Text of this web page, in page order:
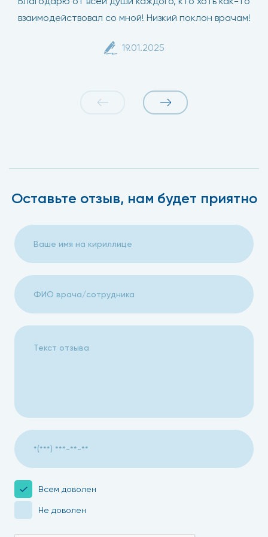
взаимодействовал со мной! Низкий поклон врачам!
19.01.2025
Оставьте отзыв, нам будет приятно
Всем доволен
Не доволен